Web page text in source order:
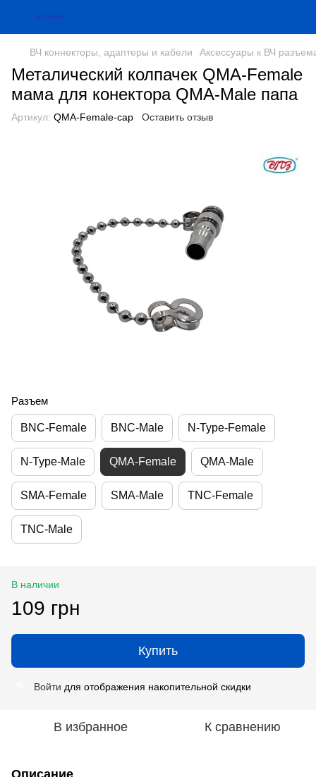
ВЧ коннекторы, адаптеры и кабели Аксессуары к ВЧ
Металический колпачек QMA-Female
мама для конектора QMA-Male папа
Артикул: QMA-Female-cap Оставить отзыв
Разъем
BNC-Female BNC-Male N-Type-Female
N-Type-Male QMA-Female QMA-Male
SMA-Female SMA-Male TNC-Female
TNC-Male
В наличии
109 грн
Купить
Войти для отображения накопительной скидки
В избранное К сравнению
Описание